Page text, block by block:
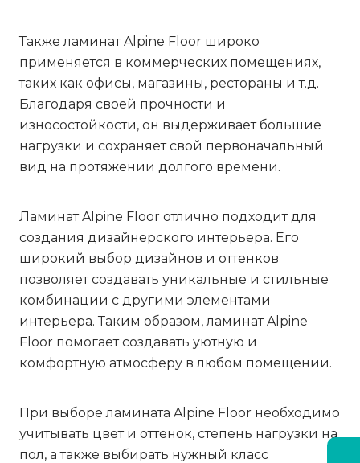
Также ламинат Alpine Floor широко
применяется в коммерческих помещениях,
таких как офисы, магазины, рестораны и т.д.
Благодаря своей прочности и
износостойкости, он выдерживает большие
нагрузки и сохраняет свой первоначальный
вид на протяжении долгого времени.
Ламинат Alpine Floor отлично подходит для
создания дизайнерского интерьера. Его
широкий выбор дизайнов и оттенков
позволяет создавать уникальные и стильные
комбинации с другими элементами
интерьера. Таким образом, ламинат Alpine
Floor помогает создавать уютную и
комфортную атмосферу в любом помещении.
При выборе ламината Alpine Floor необходимо
учитывать цвет и оттенок, степень нагрузки на
пол, а также выбирать нужный класс